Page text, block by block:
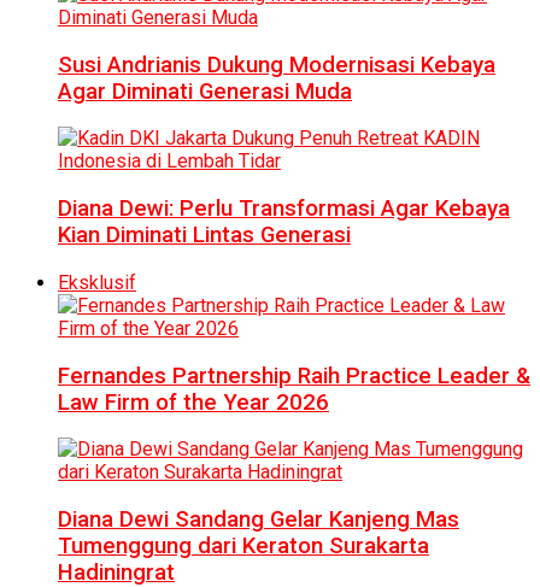
Susi Andrianis Dukung Modernisasi Kebaya
Agar Diminati Generasi Muda
Diana Dewi: Perlu Transformasi Agar Kebaya
Kian Diminati Lintas Generasi
Eksklusif
Fernandes Partnership Raih Practice Leader &
Law Firm of the Year 2026
Diana Dewi Sandang Gelar Kanjeng Mas
Tumenggung dari Keraton Surakarta
Hadiningrat